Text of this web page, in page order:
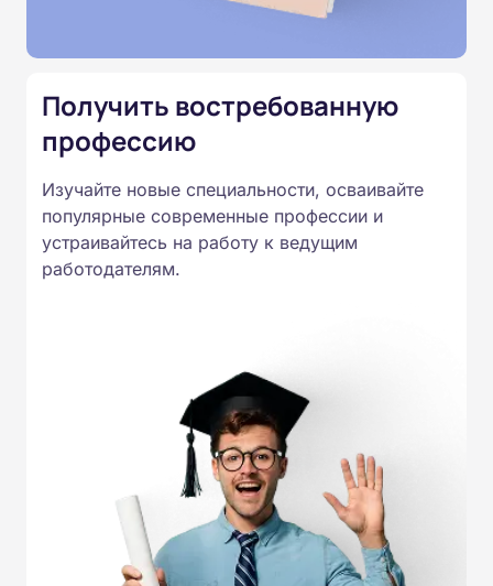
Подготовка ведется по всем
России от 14.07.2023 N 534 в
соответствии с Федеральными
образовательными стандартами
профессионального образования.
Удостоверения и дипломы о
Получить востребованную
профессию
Изучайте новые специальности, осваивайте
популярные современные профессии и
устраивайтесь на работу к ведущим
работодателям.